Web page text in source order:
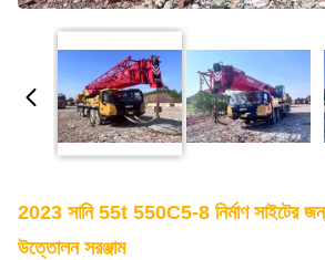
2023 সানি 55t 550C5-8 নির্মাণ সাইটের
উত্তোলন সরঞ্জাম